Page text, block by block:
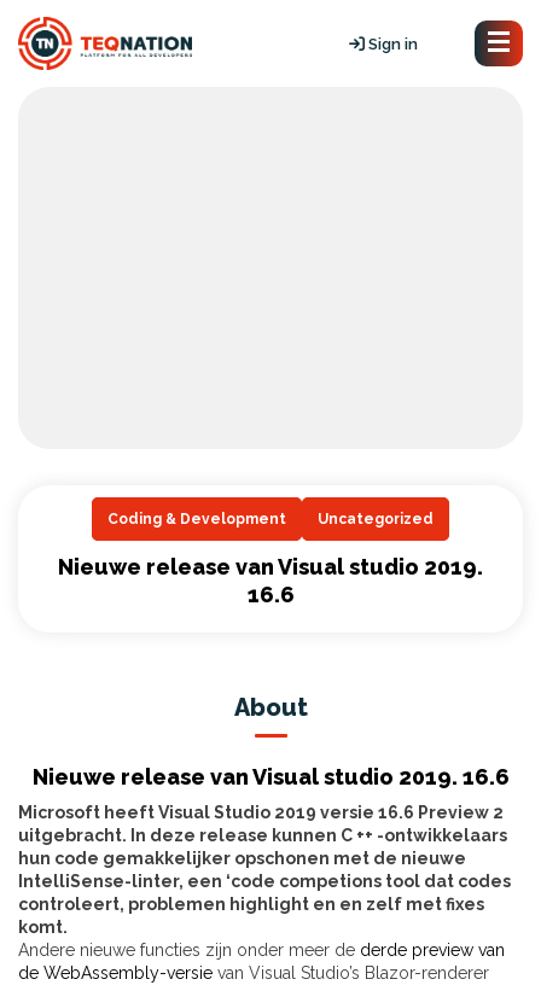
Sign in
Coding & Development Uncategorized
Nieuwe release van Visual studio 2019.
16.6
About
Nieuwe release van Visual studio 2019. 16.6
Microsoft heeft Visual Studio 2019 versie 16.6 Preview 2
uitgebracht. In deze release kunnen C ++ -ontwikkelaars
hun code gemakkelijker opschonen met de nieuwe
IntelliSense-linter, een ‘code competions tool dat codes
controleert, problemen highlight en en zelf met fixes
komt.
Andere nieuwe functies zijn onder meer de derde preview van
de WebAssembly-versie van Visual Studio’s Blazor-renderer